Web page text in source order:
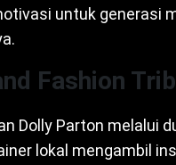
untuk generasi
Fashion
Dolly Parton melalui
lokal mengambil